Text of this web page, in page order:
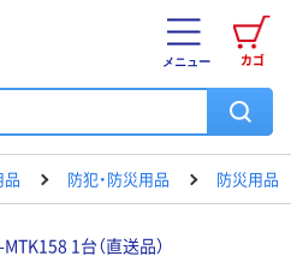
カゴ
メニュー
防犯・防災用品 防災用品
1台（直送品）